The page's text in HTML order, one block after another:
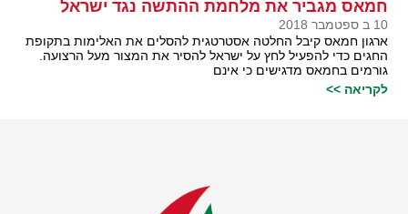
חמאס מגביר את מלחמת ההתשה נגד ישראל
10 ב ספטמבר 2018
ארגון חמאס קיבל החלטה אסטרטגית להסלים את האלימות בתקופת
החגים כדי להפעיל לחץ על ישראל להסיר את המצור מעל הרצועה.
גורמים בחמאס מדגישים כי אינם
לקריאה >>